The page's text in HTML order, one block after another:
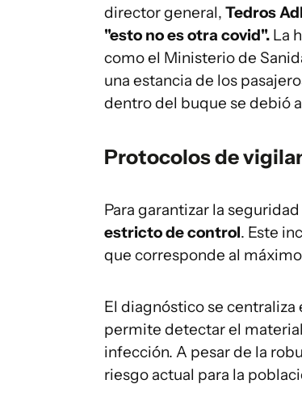
director general, Tedros
"esto no es otra covid". La
como el Ministerio de
una estancia de los
dentro del buque se debió
Protocolos de
Para garantizar la
estricto de control. Este
que corresponde al
El diagnóstico se centraliza
permite detectar el
infección. A pesar de la
riesgo actual para la